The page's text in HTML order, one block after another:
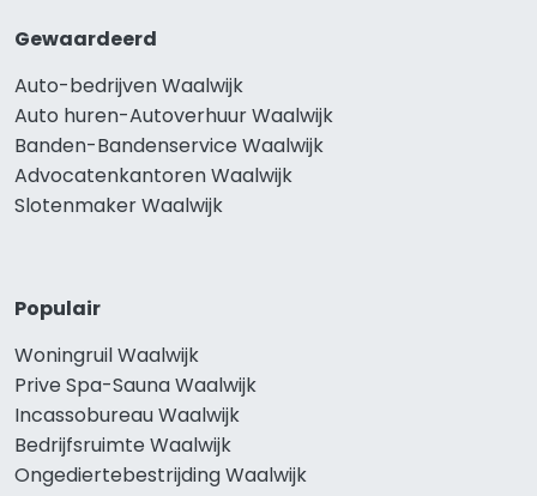
Gewaardeerd
Auto-bedrijven Waalwijk
Auto huren-Autoverhuur Waalwijk
Banden-Bandenservice Waalwijk
Advocatenkantoren Waalwijk
Slotenmaker Waalwijk
Populair
Woningruil Waalwijk
Prive Spa-Sauna Waalwijk
Incassobureau Waalwijk
Bedrijfsruimte Waalwijk
Ongediertebestrijding Waalwijk